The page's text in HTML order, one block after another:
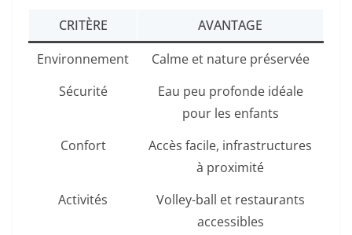
CRITÈRE
AVANTAGE
Environnement
Calme et nature préservée
Sécurité
Eau peu profonde idéale
pour les enfants
Confort
Accès facile, infrastructures
à proximité
Activités
Volley-ball et restaurants
accessibles